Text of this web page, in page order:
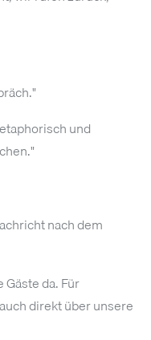
und
nach dem
da. Für
direkt über unsere